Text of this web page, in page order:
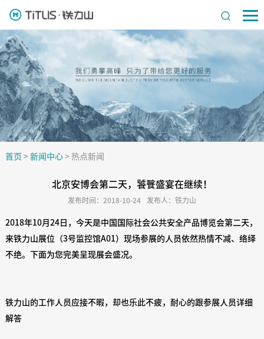
首页 > 新闻中心> 热点新闻
北京安博会第二天，饕餮盛宴在继续！
发布时间：2018-10-24 发布人：铁力山
2018年10月24日，今天是中国国际社会公共安全产品博览会第二天，
来铁力山展位（3号监控馆A01）现场参展的人员依然热情不减、络绎
不绝。下面为您完美呈现展会盛况。
铁力山的工作人员应接不暇，却也乐此不疲，耐心的跟参展人员详细
解答